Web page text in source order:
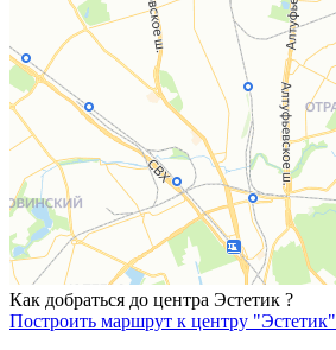
Как добраться до центра Эстетик ?
Построить маршрут к центру "Эстетик"